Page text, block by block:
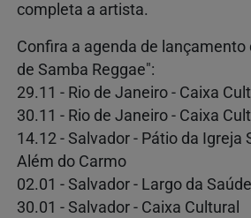
completa a artista.
Confira a agenda de lançamento
de Samba Reggae":
29.11 - Rio de Janeiro - Caixa
30.11 - Rio de Janeiro - Caixa
14.12 - Salvador - Pátio da Igreja
Além do Carmo
02.01 - Salvador - Largo da Saúde
30.01 - Salvador - Caixa Cultural